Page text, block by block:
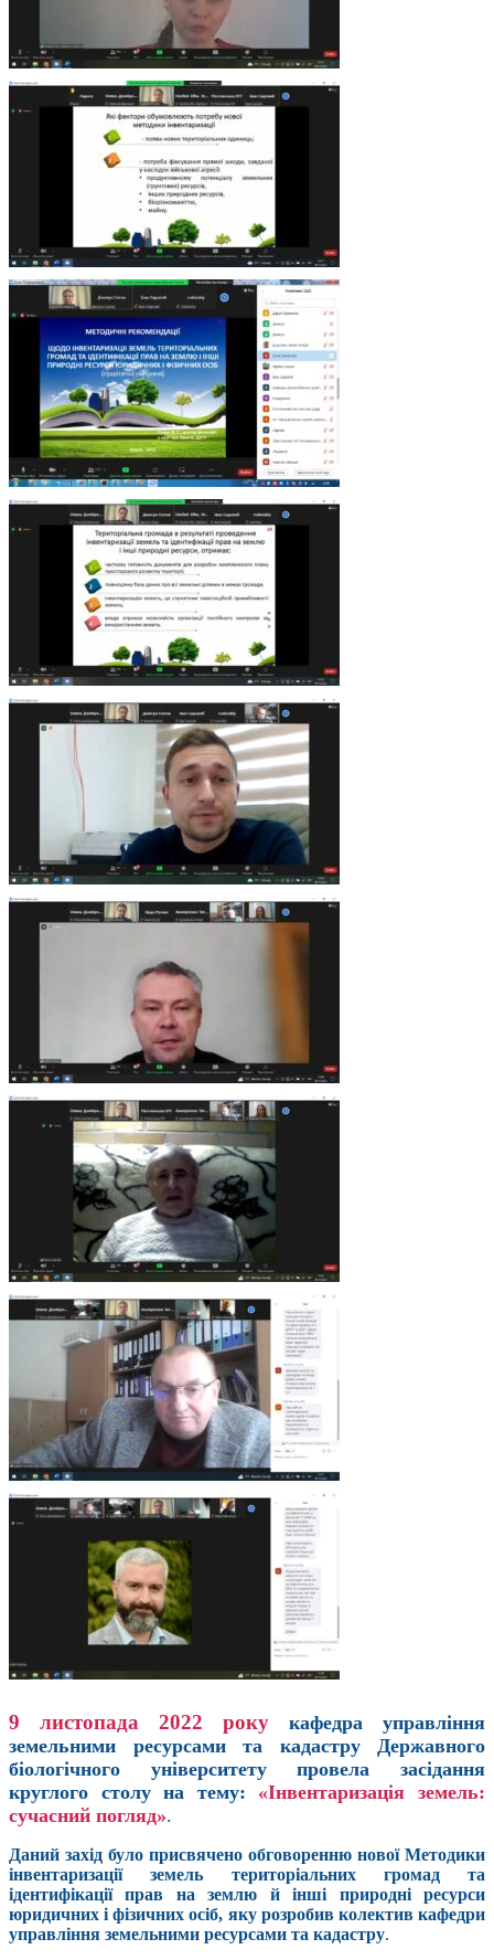
9 листопада 2022 року кафедра управління
земельними ресурсами та кадастру Державного
біологічного університету провела засідання
круглого столу на тему: «Інвентаризація земель:
сучасний погляд».
Даний захід було присвячено обговоренню нової Методики
інвентаризації земель територіальних громад та
ідентифікації прав на землю й інші природні ресурси
юридичних і фізичних осіб, яку розробив колектив кафедри
управління земельними ресурсами та кадастру.